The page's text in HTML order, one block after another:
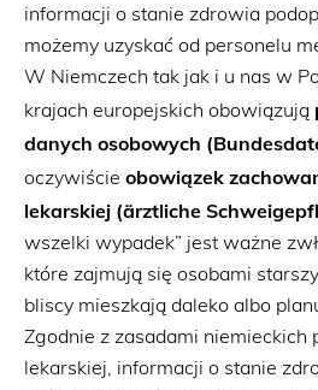
informacji o stanie zdrowia
możemy uzyskać od personelu
W Niemczech tak jak i u nas w
krajach europejskich obowiązują
danych osobowych
oczywiście obowiązek
lekarskiej (ärztliche
wszelki wypadek” jest ważne
które zajmują się osobami
bliscy mieszkają daleko albo
Zgodnie z zasadami niemieckich
lekarskiej, informacji o stanie